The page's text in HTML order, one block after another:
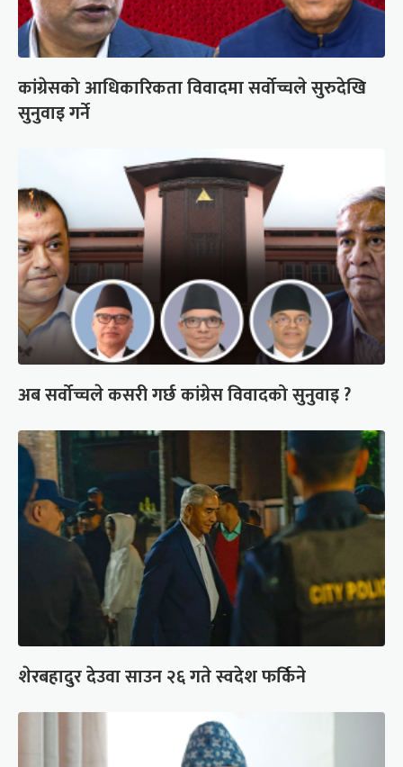
कांग्रेसको आधिकारिकता विवादमा सर्वोच्चले सुरुदेखि
सुनुवाइ गर्ने
अब सर्वोच्चले कसरी गर्छ कांग्रेस विवादको सुनुवाइ ?
शेरबहादुर देउवा साउन २६ गते स्वदेश फर्किने